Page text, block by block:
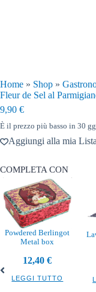
Home » Shop »
Fleur de Sel al
9,90 €
È il prezzo più basso in 30
Aggiungi alla mia
COMPLETA CON
Powdered Berlingot
Metal box
12,40€
LEGGI TUTTO